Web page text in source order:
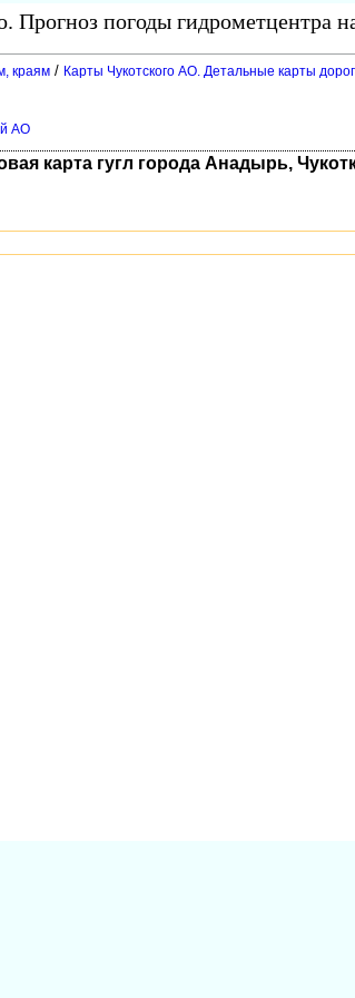
Прогноз погоды гидрометцентра
краям / Карты Чукотского АО. Детальные карты
АО
карта гугл города Анадырь,